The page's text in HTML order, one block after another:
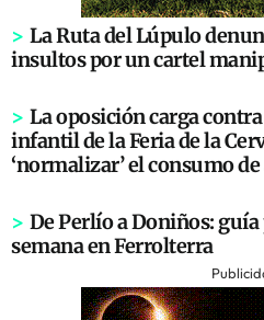
> La Ruta del Lúpulo
insultos por un cartel
> La oposición carga
infantil de la Feria de la
‘normalizar’ el consumo
> De Perlío a Doniños:
semana en Ferrolterra